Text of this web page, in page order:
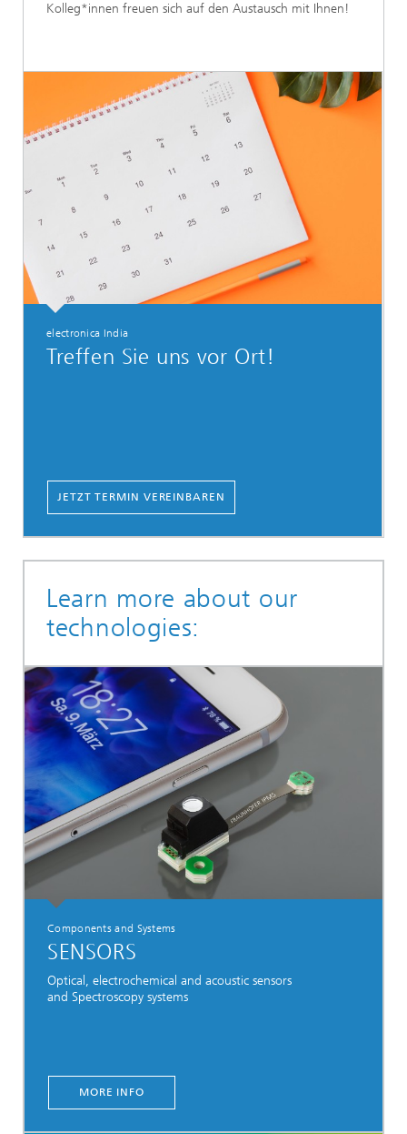
Kolleg*innen freuen sich auf den Austausch mit Ihnen!
electronica India
Treffen Sie uns vor Ort!
JETZT TERMIN VEREINBAREN
Learn more about our
technologies:
Components and Systems
SENSORS
Optical, electrochemical and acoustic sensors
and Spectroscopy systems
MORE INFO